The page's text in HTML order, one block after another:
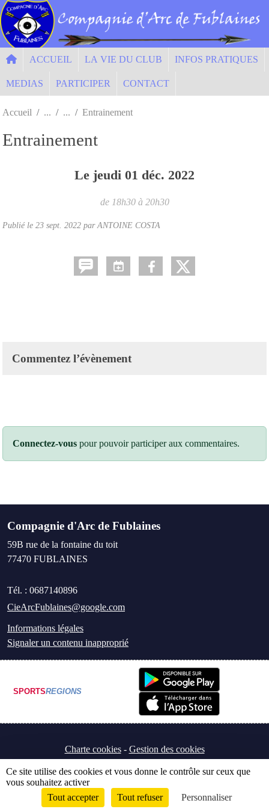
ACCUEIL LA VIE DU CLUB INFOS PRATIQUES
MEDIAS PARTICIPER CONTACT
Accueil Entrainement
Entrainement
Le jeudi 01 déc. 2022
de 18h30 à 20h30
Publié le 23 sept. 2022 par ANTOINE COSTA
Commentez l’évènement
Connectez-vous pour pouvoir participer aux commentaires.
Compagnie d'Arc de Fublaines
59B rue de la fontaine du toit
77470 FUBLAINES
Tél. : 0687140896
CieArcFublaines@google.com
Informations légales
Signaler un contenu inapproprié
SPORTSREGIONS
Charte cookies Gestion des cookies
Envie de participer ? Connexion
Panneau de gestion des cookies
Ce site utilise des cookies et vous donne le contrôle sur ceux que
vous souhaitez activer
Tout accepter
Tout refuser Personnaliser